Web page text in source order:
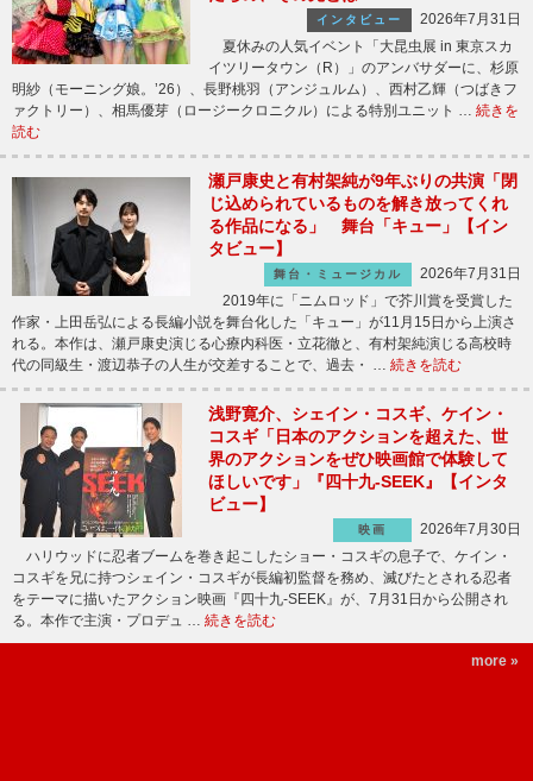
インタビュー
2026年7月31日
夏休みの人気イベント「大昆虫展 in 東京スカ
イツリータウン（R）」のアンバサダーに、杉原
明紗（モーニング娘。’26）、長野桃羽（アンジュルム）、西村乙輝（つばきフ
ァクトリー）、相馬優芽（ロージークロニクル）による特別ユニット … 続きを
読む
瀬戸康史と有村架純が9年ぶりの共演「閉
じ込められているものを解き放ってくれ
る作品になる」 舞台「キュー」【イン
タビュー】
舞台・ミュージカル
2026年7月31日
2019年に「ニムロッド」で芥川賞を受賞した
作家・上田岳弘による長編小説を舞台化した「キュー」が11月15日から上演さ
れる。本作は、瀬戸康史演じる心療内科医・立花徹と、有村架純演じる高校時
代の同級生・渡辺恭子の人生が交差することで、過去・ … 続きを読む
浅野寛介、シェイン・コスギ、ケイン・
コスギ「日本のアクションを超えた、世
界のアクションをぜひ映画館で体験して
ほしいです」『四十九-SEEK』【インタ
ビュー】
映画
2026年7月30日
ハリウッドに忍者ブームを巻き起こしたショー・コスギの息子で、ケイン・
コスギを兄に持つシェイン・コスギが長編初監督を務め、滅びたとされる忍者
をテーマに描いたアクション映画『四十九-SEEK』が、7月31日から公開され
る。本作で主演・プロデュ … 続きを読む
more »